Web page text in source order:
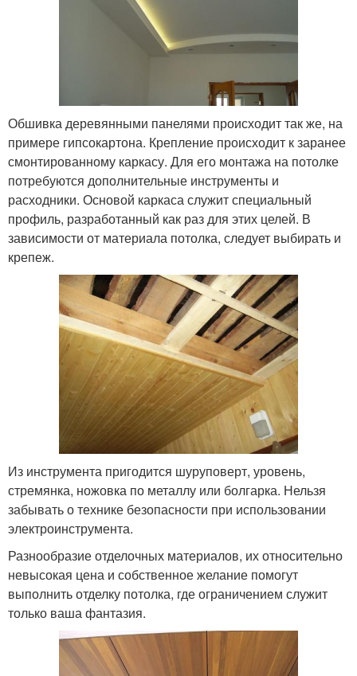
Обшивка деревянными панелями происходит так же, на
примере гипсокартона. Крепление происходит к заранее
смонтированному каркасу. Для его монтажа на потолке
потребуются дополнительные инструменты и
расходники. Основой каркаса служит специальный
профиль, разработанный как раз для этих целей. В
зависимости от материала потолка, следует выбирать и
крепеж.
Из инструмента пригодится шуруповерт, уровень,
стремянка, ножовка по металлу или болгарка. Нельзя
забывать о технике безопасности при использовании
электроинструмента.
Разнообразие отделочных материалов, их относительно
невысокая цена и собственное желание помогут
выполнить отделку потолка, где ограничением служит
только ваша фантазия.